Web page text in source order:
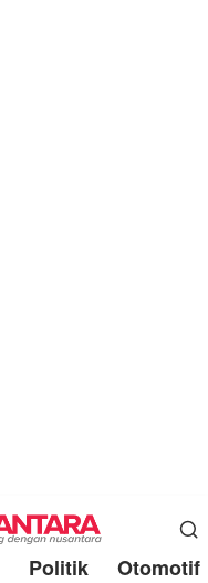
Politik Otomotif